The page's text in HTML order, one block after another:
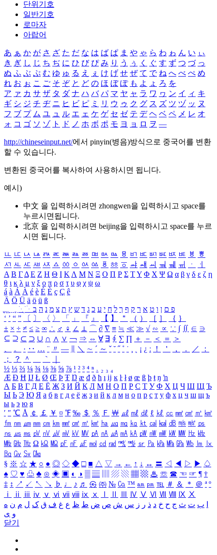
단위기호
일반기호
로마자
아랍어
あ ぁ か が さ ざ た だ な は ば ぱ ま や ゃ ら わ ゎ ん い ぃ
き ぎ し じ ち ぢ に ひ び ぴ み り う ぅ く ぐ す ず つ づ っ
ぬ ふ ぶ ぷ む ゆ ゅ る え ぇ け げ せ ぜ て で ね へ べ ぺ め
れ お ぉ こ ご そ ぞ と ど の ほ ぼ ぽ も よ ょ ろ を
ア ァ カ サ ザ タ ダ ナ ハ バ パ マ ヤ ャ ラ ワ ヮ ン イ ィ キ
ギ シ ジ チ ヂ ニ ヒ ビ ピ ミ リ ウ ゥ ク グ ス ズ ツ ヅ ッ ヌ
フ ブ プ ム ユ ュ ル エ ェ ケ ゲ セ ゼ テ デ ヘ ベ ペ メ レ オ
ォ コ ゴ ソ ゾ ト ド ノ ホ ボ ポ モ ヨ ョ ロ ヲ ―
http://chineseinput.net/에서 pinyin(병음)방식으로 중국어를 변환
할 수 있습니다.
변환된 중국어를 복사하여 사용하시면 됩니다.
예시)
中文 을 입력하시려면 zhongwen을 입력하시고 space를
누르시면됩니다.
北京 을 입력하시려면 beijing을 입력하시고 space를 누르
시면 됩니다.
ㅥ ㅦ ㅧ ㅨ ㅩ ㅪ ㅫ ㅬ ㅭ ㅮ ㅯ ㅰ ㅱ ㅲ ㅳ ㅴ ㅵ ㅶ ㅷ ㅸ
ㅹ
ㅺ ㅻ ㅼ ㅽ ㅾ ㅿ ㆀ ㆁ ㆂ ㆃ ㆄ ㆅ ㆆ ㆇ ㆈ ㆉ ㆊ ㆋ ㆌ ㆍ
ㆎ
Α Β ΓΔ Ε Ζ Η Θ Ι ΚΛ Μ Ν Ξ Ο Π Ρ Σ ΤΥ Φ Χ Ψ Ω α β γ δ ε ζ η
θ ι κ λ μ ν ξ ο π ρ σ τ υ φ χ ψ ω
á à Á À é è É È ç Ç ê
Ä Ö Ü ä ö ü ß
ִֶֹ ֻּ ׁׂ פ ם ן ו ט א ר ק ף ך ל ח י ע כ ג ד ש ץ ת צ מ נ ה ב
‘ ’ “ ” 〔 〕 〈 〉 「 」 『 』 【 】 ＂ （ ） ［ ］ ｛ ｝
± × ÷ ≠ ≤ ≥ ∞ ∴ ♂ ♀ ∠ ⊥ ⌒ ∂ ∇ ≡ ≒ ≪ ≫ √ ∽ ∝ ∵ ∫ ∬ ∈ ∋
⊆ ⊇ ⊂ ⊃ ∪ ∩ ∧ ∨ ￢ ⇒ ⇔ ∀ ∃ ∮ ∑ ∏ ＋ － ＜ ＝
＞
、
。 · ‥ … ¨ 〃 ― ＼ ∼ ´ ～ ˇ ˘ ˝ ˚ ˙ ¸ ¡ ¿ ː ！ ＇ ， ． ／
：
；
？ ＾ ｀
½ ⅓ ⅔ ¼ ¾ ⅛ ⅜ ⅝ ⅞ ¹ ² ³ ⁴ ⁿ ₁ ₂ ₃ ₄
Æ Ð Ħ Ĳ Ł Ø Œ Þ Ŧ Ŋ æ đ ð ħ ı ĳ ĸ ŀ ł ø œ ß þ ŧ ŋ ŉ
А Б В Г Д Е Ё Ж З И Й К Л М Н О П Р С Т У Ф Х Ц Ч Ш Щ Ъ
Ы Ь Э Ю Я а б в г д е ё ж з и й к л м н о п р с т у ф х ц ч ш щ ъ
ы ь э ю я
′ ″ ℃ Å ￠ ￡ ￥ ¤ ℉ ‰ ＄ ％ Ｆ ￦ ㎕ ㎖ ㎗ ℓ ㎘ ㏄ ㎣ ㎤ ㎥ ㎦
㎙ ㎚ ㎛ ㎜ ㎝ ㎞ ㎟ ㎠ ㎡ ㎢ ㏊ ㎍ ㎎ ㎏ ㏏ ㎈ ㎉ ㏈ ㎧ ㎨ ㎰
㎱ ㎲ ㎳ ㎴ ㎵ ㎶ ㎷ ㎸ ㎹ ㎀ ㎁ ㎂ ㎃ ㎄ ㎺ ㎻ ㎽ ㎾ ㎿ ㎐ ㎑
㎒ ㎓ ㎔ Ω ㏀ ㏁ ㎊ ㎋ ㎌ ㏖ ㏅ ㎭ ㎮ ㎯ ㏛ ㎩ ㎪ ㎫ ㎬ ㏝ ㏐
㏓
㏃ ㏉ ㏜ ㏆
§ ※ ☆ ★ ○ ● ◎ ◇ ◆ □ ■ △ ▽ → ← ↑ ↓ ↔ 〓 ◁ ◀ ▷ ▶ ♤
♠ ♡ ♥ ♧ ♣ ⊙ ◈ ▣ ◐ ◑ ▒ ▤ ▨ ▧ ▦ ▩ ♨ ☏ ☎ ☜ ☞ ¶ †
‡ ↕ ↗ ↙ ↖ ↘ ♭ ♩ ♪ ♬ ㉿ ㈜ № ㏇ ™ ㏂ ㏘ ℡ ＃ ＆ ＊ ＠ ª º
ⅰ
ⅱ ⅲ ⅳ ⅴ ⅵ ⅶ ⅷ ⅸ ⅹ Ⅳ Ⅴ Ⅵ Ⅶ Ⅷ Ⅸ Ⅹ
ب ت ث ج ح خ د ذ ر ز س ش ص ض ط ظ ع غ ف ق ک ل م ن ه
و ی
닫기